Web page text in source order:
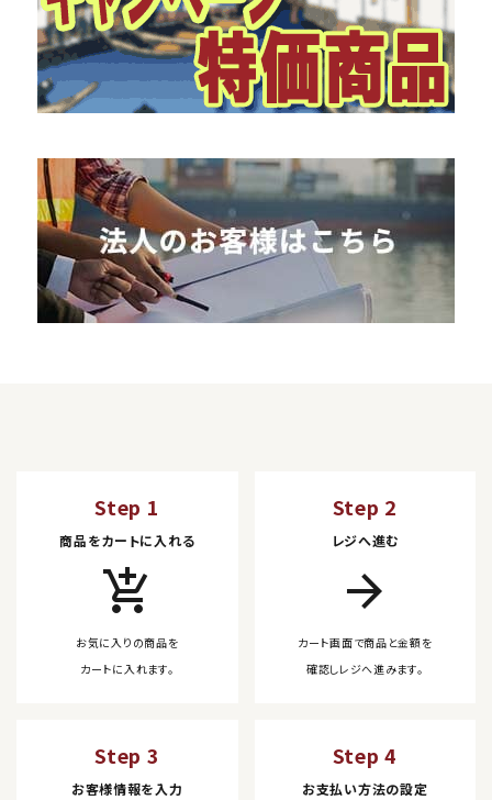
Step 1
商品をカートに入れる
add_shopping_cart
お気に入りの商品を
カートに入れます。
Step 2
レジへ進む
arrow_forward
カート画面で商品と金額を
確認しレジへ進みます。
Step 3
お客様情報を入力
Step 4
お支払い方法の設定